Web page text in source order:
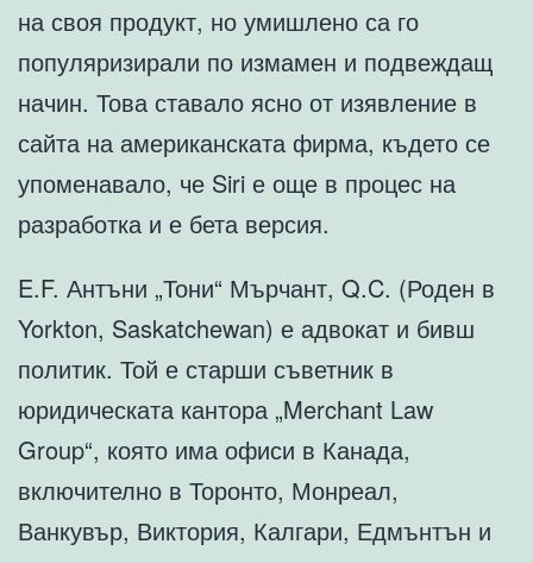
на своя продукт, но умишлено са го
популяризирали по измамен и подвеждащ
начин. Това ставало ясно от изявление в
сайта на американската фирма, където се
упоменавало, че Siri е още в процес на
разработка и е бета версия.
E.F. Антъни „Тони“ Мърчант, Q.C. (Роден в
Yorkton, Saskatchewan) е адвокат и бивш
политик. Той е старши съветник в
юридическата кантора „Merchant Law
Group“, която има офиси в Канада,
включително в Торонто, Монреал,
Ванкувър, Виктория, Калгари, Едмънтън и